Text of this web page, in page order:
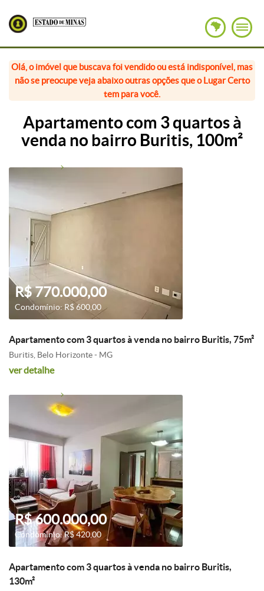
Olá, o imóvel que buscava foi vendido ou está indisponível, mas
não se preocupe veja abaixo outras opções que o Lugar Certo
tem para você.
Apartamento com 3 quartos à
venda no bairro Buritis, 100m²
R$ 770.000,00
Condomínio: R$ 600,00
Apartamento com 3 quartos à venda no bairro Buritis, 75m²
Buritis, Belo Horizonte - MG
ver detalhe
R$ 600.000,00
Condomínio: R$ 420,00
Apartamento com 3 quartos à venda no bairro Buritis,
130m²